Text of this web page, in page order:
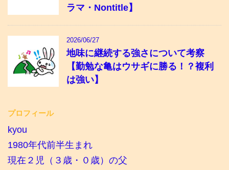
ラマ・Nontitle】
2026/06/27
地味に継続する強さについて考察
【勤勉な亀はウサギに勝る！？複利
は強い】
プロフィール
kyou
1980年代前半生まれ
現在２児（３歳・０歳）の父